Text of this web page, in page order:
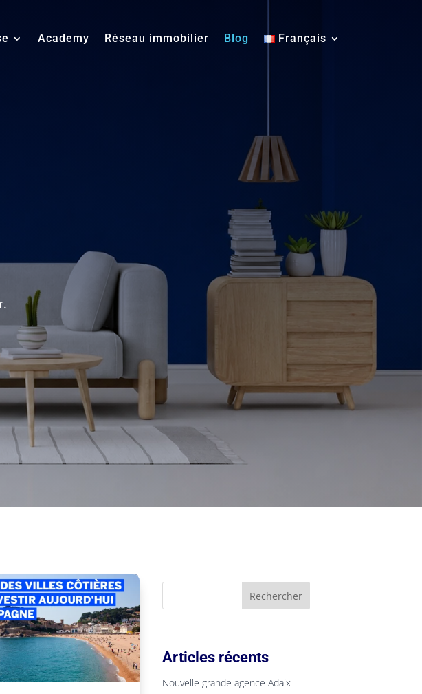
Academy Réseau immobilier Blog Français
Articles récents
Nouvelle grande agence Adaix